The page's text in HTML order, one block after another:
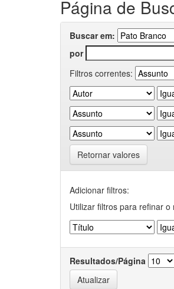
Página de
Buscar em:
por
Filtros correntes:
Retornar valores
Adicionar filtros:
Utilizar filtros para refinar
Resultados/Página